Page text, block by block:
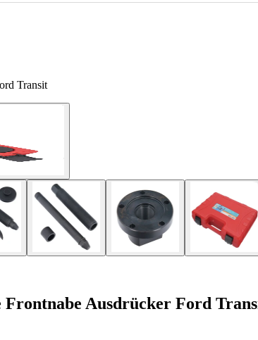
Transit
Frontnabe Ausdrücker Ford